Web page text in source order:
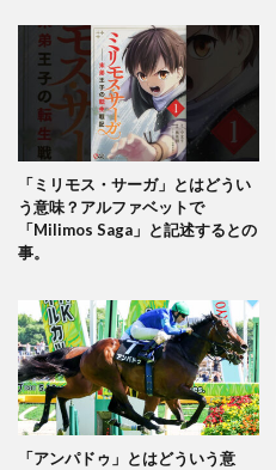
「ミリモス・サーガ」とはどうい
う意味？アルファベットで
「Milimos Saga」と記述するとの
事。
「アンパドゥ」とはどういう意